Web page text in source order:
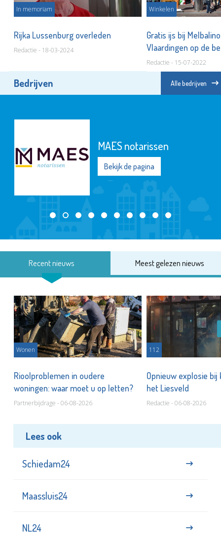
In memoriam
Rijka Lussenburg overleden
Redactie - 18-03-2024
Winkelen
Gratis ijs bij
Vlaardingen op de
Redactie - 15-07-2022
Bedrijven Alle bedrijven
MAES notarissen
Bekijk de pagina
Recent nieuws Meest gelezen nieuws
Wonen
Rioolproblemen in oudere
woningen: waar moet u op letten?
Partnerbijdrage - 06-08-2026
112
Opnieuw explosie bij
het Liesveld
Redactie - 06-08-2026
Lees ook
Schiedam24
Maassluis24
NL24